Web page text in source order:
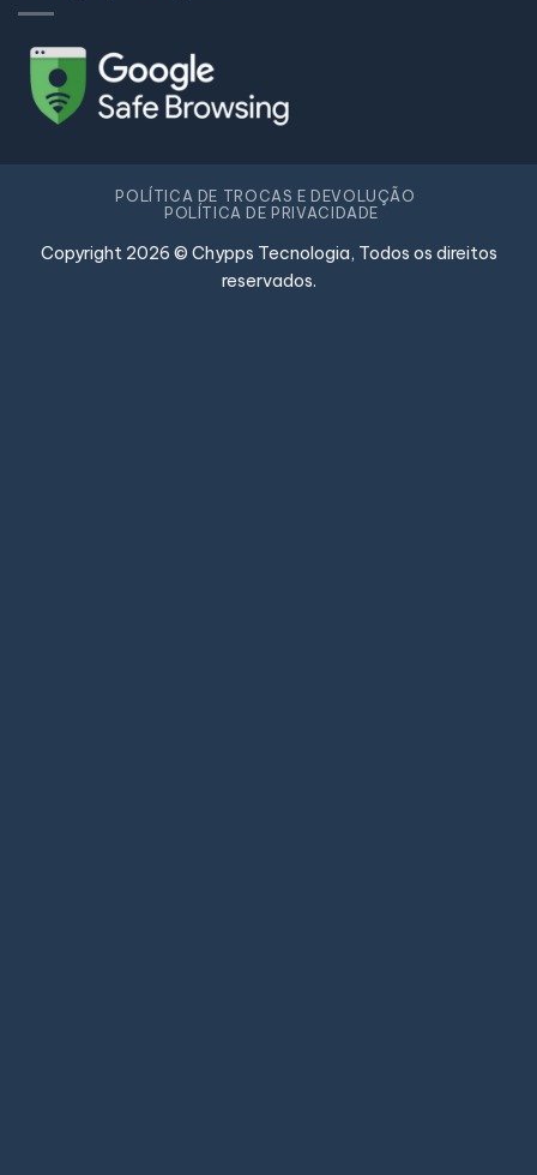
POLÍTICA DE TROCAS E DEVOLUÇÃO
POLÍTICA DE PRIVACIDADE
Copyright 2026 © Chypps Tecnologia, Todos os direitos
reservados.